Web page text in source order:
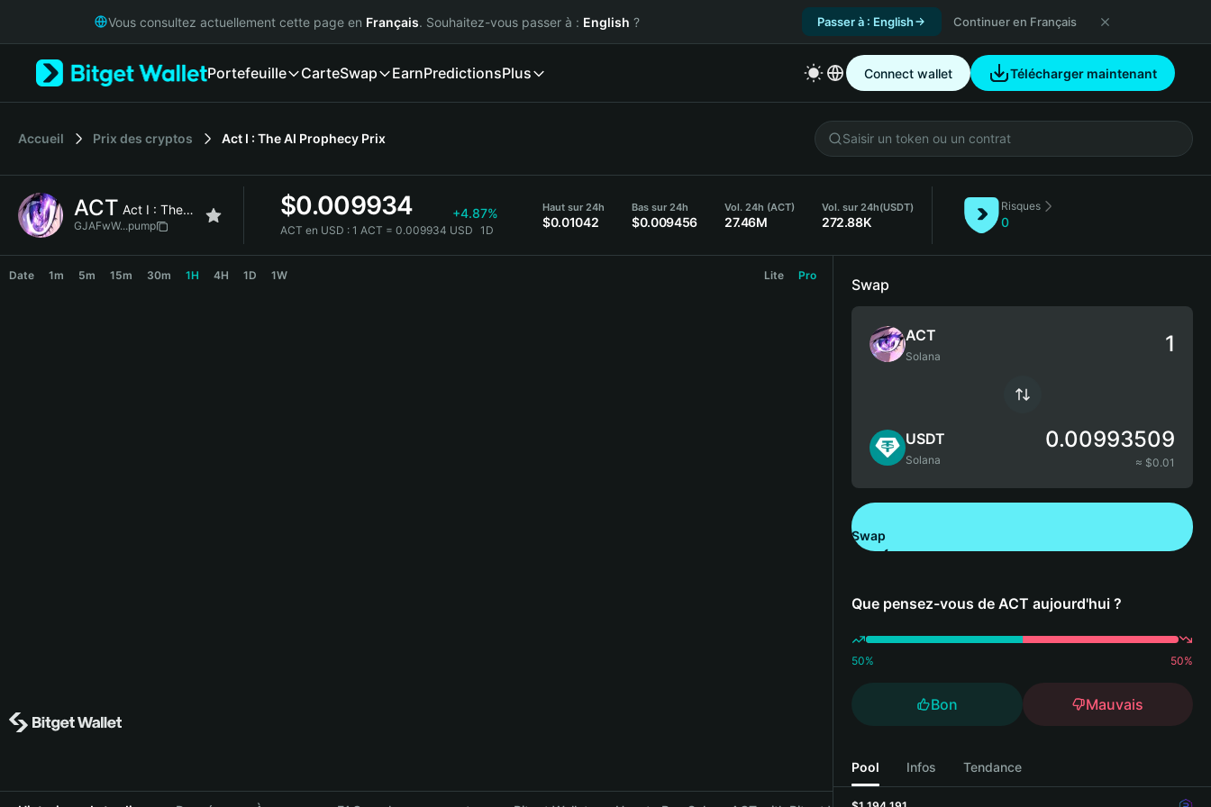
Русский
Italiano
简体中文
繁體中文
Bahasa Indonesia
Vous consultez actuellement cette page en Français. Souhaitez-vous passer à : English ? Passer à : English Continuer en Français
Portefeuille CarteSwap EarnPredictionsPlus Connect wallet Télécharger maintenant
Accueil Prix des cryptos Act I : The AI Prophecy Prix
ACT Act I : The AI Prophecy
GJAFwW...pump
$0.009934 +4.87%
ACT en USD : 1 ACT = 0.009934 USD 1D
Haut sur 24h
$0.01042
Bas sur 24h
$0.009456
Vol. 24h (ACT)
27.46M
Vol. sur 24h(USDT)
272.88K
Risques
0
Date 1m 5m 15m 30m 1H 4H 1D 1W Lite Pro
Swap
ACT
Solana
USDT
Solana
0.00993509
≈ $0.01
Swap
Que pensez-vous de ACT aujourd'hui ?
50% 50%
Bon Mauvais
Pool Infos Tendance